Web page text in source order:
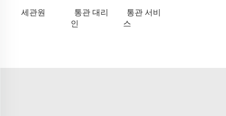
세관원
통관 대리
인
통관 서비
스